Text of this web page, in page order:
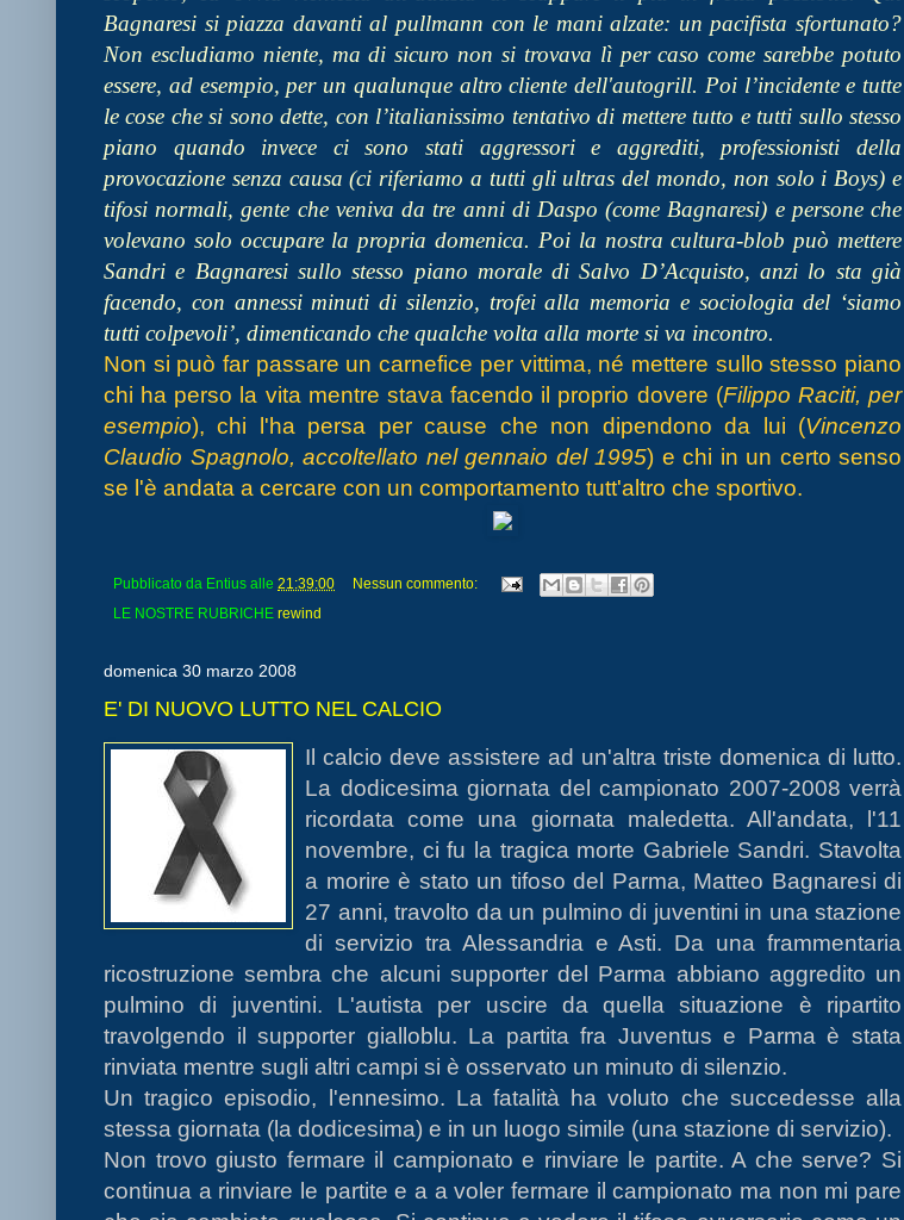
Bagnaresi si piazza davanti al pullmann con le mani alzate: un pacifista sfortunato?
Non escludiamo niente, ma di sicuro non si trovava lì per caso come sarebbe potuto
essere, ad esempio, per un qualunque altro cliente dell'autogrill. Poi l’incidente e tutte
le cose che si sono dette, con l’italianissimo tentativo di mettere tutto e tutti sullo stesso
piano quando invece ci sono stati aggressori e aggrediti, professionisti della
provocazione senza causa (ci riferiamo a tutti gli ultras del mondo, non solo i Boys) e
tifosi normali, gente che veniva da tre anni di Daspo (come Bagnaresi) e persone che
volevano solo occupare la propria domenica. Poi la nostra cultura-blob può mettere
Sandri e Bagnaresi sullo stesso piano morale di Salvo D’Acquisto, anzi lo sta già
facendo, con annessi minuti di silenzio, trofei alla memoria e sociologia del ‘siamo
tutti colpevoli’, dimenticando che qualche volta alla morte si va incontro.
Non si può far passare un carnefice per vittima, né mettere sullo stesso piano
chi ha perso la vita mentre stava facendo il proprio dovere (Filippo Raciti, per
esempio), chi l'ha persa per cause che non dipendono da lui (Vincenzo
Claudio Spagnolo, accoltellato nel gennaio del 1995) e chi in un certo senso
se l'è andata a cercare con un comportamento tutt'altro che sportivo.
Pubblicato da Entius alle 21:39:00
Nessun commento:
LE NOSTRE RUBRICHE rewind
domenica 30 marzo 2008
E' DI NUOVO LUTTO NEL CALCIO
Il calcio deve assistere ad un'altra triste domenica di lutto.
La dodicesima giornata del campionato 2007-2008 verrà
ricordata come una giornata maledetta. All'andata, l'11
novembre, ci fu la tragica morte Gabriele Sandri. Stavolta
a morire è stato un tifoso del Parma, Matteo Bagnaresi di
27 anni, travolto da un pulmino di juventini in una stazione
di servizio tra Alessandria e Asti. Da una frammentaria
ricostruzione sembra che alcuni supporter del Parma abbiano aggredito un
pulmino di juventini. L'autista per uscire da quella situazione è ripartito
travolgendo il supporter gialloblu. La partita fra Juventus e Parma è stata
rinviata mentre sugli altri campi si è osservato un minuto di silenzio.
Un tragico episodio, l'ennesimo. La fatalità ha voluto che succedesse alla
stessa giornata (la dodicesima) e in un luogo simile (una stazione di servizio).
Non trovo giusto fermare il campionato e rinviare le partite. A che serve? Si
continua a rinviare le partite e a a voler fermare il campionato ma non mi pare